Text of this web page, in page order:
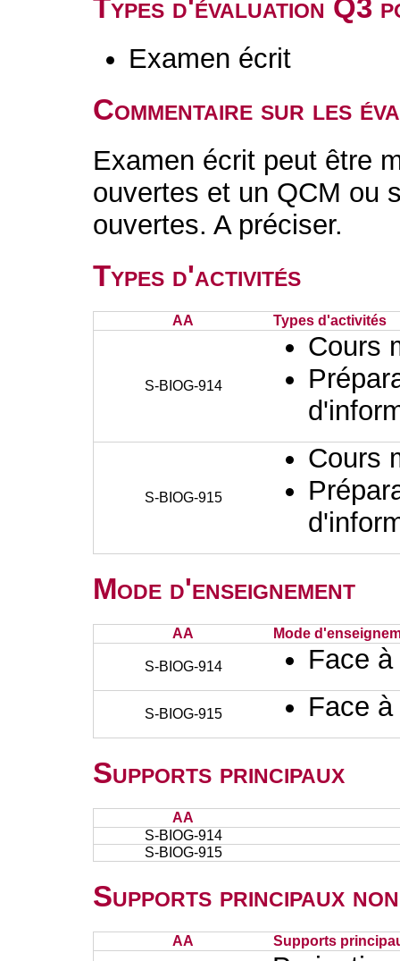
Types d'évaluation Q3
Examen écrit
Commentaire sur les
Examen écrit peut être
ouvertes et un QCM ou
ouvertes. A
Types d'activités
AA Types d'activités
S-BIOG-914
Cours
S-BIOG-915
Cours
Mode d'enseignement
AA Mode
S-BIOG-914 Face
S-BIOG-915 Face
Supports principaux
AA
S-BIOG-914
S-BIOG-915
Supports principaux
AA Supports